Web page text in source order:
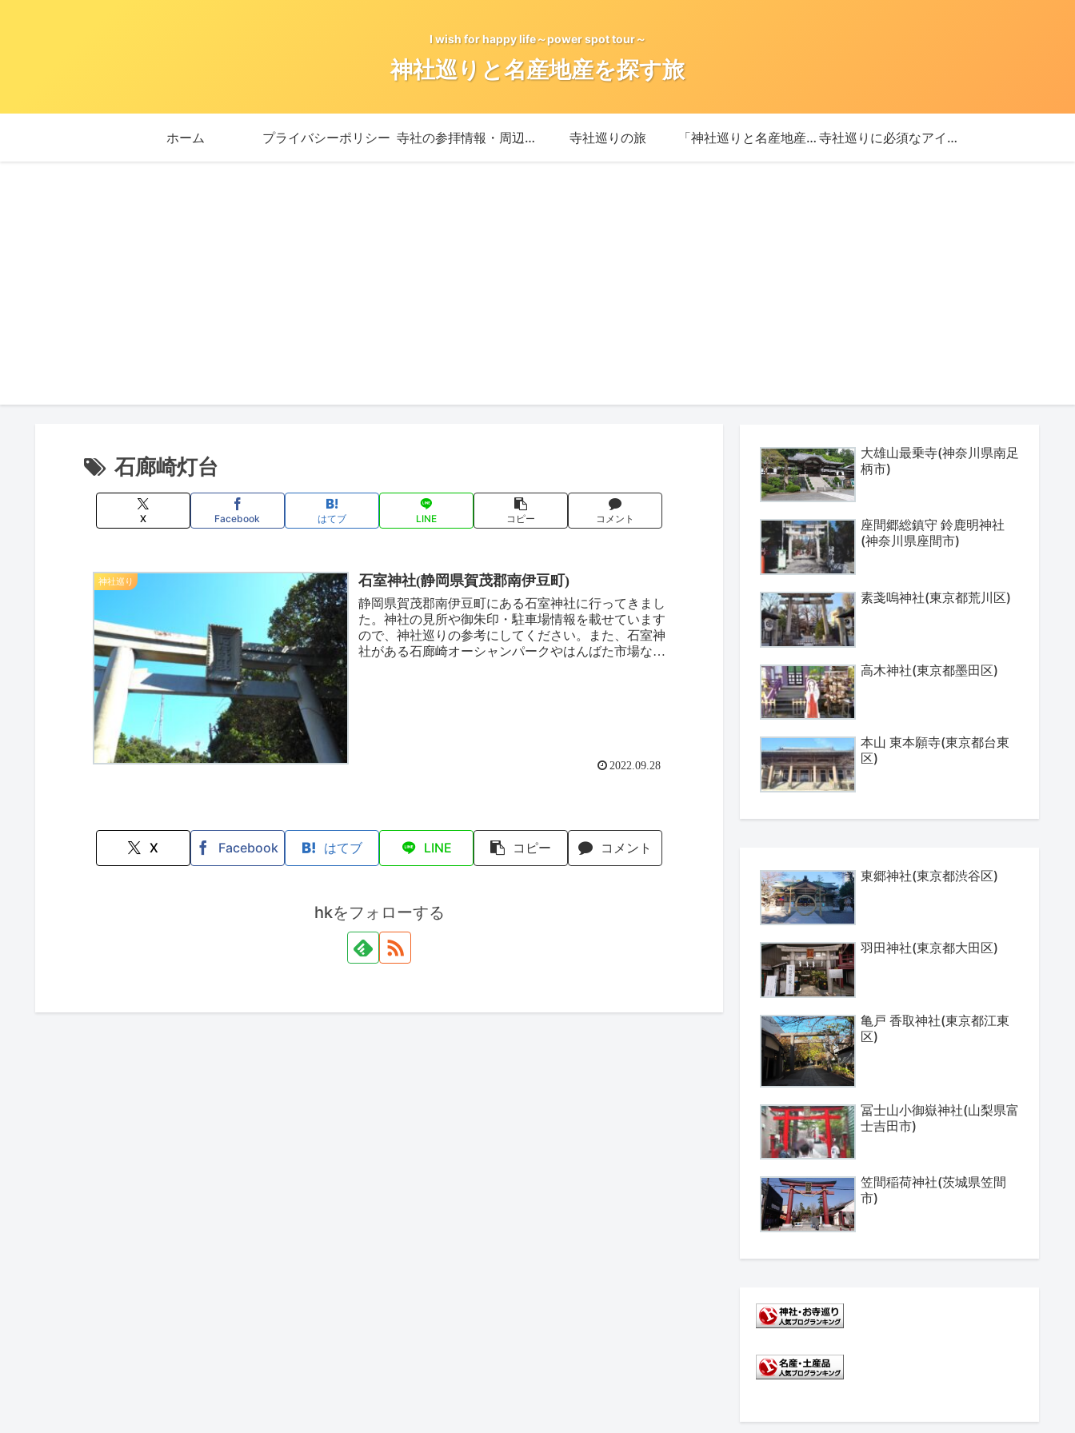
I wish for happy life～power spot tour～
神社巡りと名産地産を探す旅
ホーム プライバシーポリシー 寺社の参拝情報・周辺情報 寺社巡りの旅 「神社巡りと名産地産を探す旅」ブログ始めました！ 寺社巡りに必須なアイテム
石廊崎灯台
X Facebook はてブ LINE コピー コメント
神社巡り 石室神社(静岡県賀茂郡南伊豆町)
静岡県賀茂郡南伊豆町にある石室神社に行ってきまし
た。神社の見所や御朱印・駐車場情報を載せています
ので、神社巡りの参考にしてください。また、石室神
社がある石廊崎オーシャンパークやはんばた市場など
2022.09.28
X Facebook はてブ LINE コピー コメント
hkをフォローする
大雄山最乗寺(神奈川県南足
柄市)
座間郷総鎮守 鈴鹿明神社
(神奈川県座間市)
素戔嗚神社(東京都荒川区)
高木神社(東京都墨田区)
本山 東本願寺(東京都台東
区)
東郷神社(東京都渋谷区)
羽田神社(東京都大田区)
亀戸 香取神社(東京都江東
区)
冨士山小御嶽神社(山梨県富
士吉田市)
笠間稲荷神社(茨城県笠間
市)